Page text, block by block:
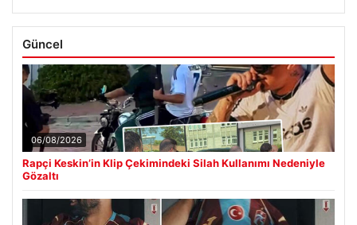
Güncel
06/08/2026
Rapçi Keskin’in Klip Çekimindeki Silah Kullanımı Nedeniyle
Gözaltı